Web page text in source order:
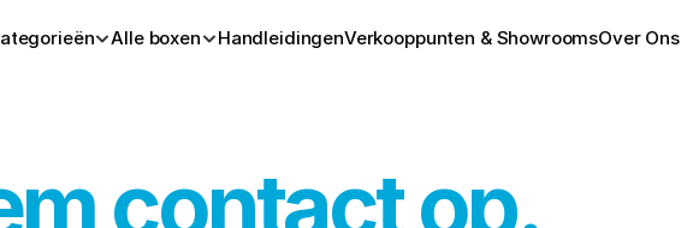
Alle boxen HandleidingenVerkooppunten & ShowroomsOver Ons
contact op.